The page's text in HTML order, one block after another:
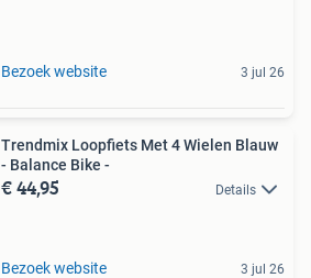
Bezoek website 3 jul 26
Trendmix Loopfiets Met 4 Wielen Blauw
- Balance Bike -
€ 44,95 Details
Bezoek website 3 jul 26